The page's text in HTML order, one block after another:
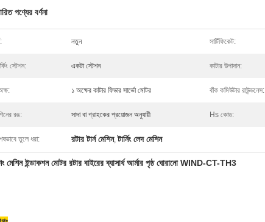
পণ্যের বর্ণনা
নতুন সার্টিফিকেট:
স্টেশন: একটা স্টেশন কাটার উপাদান:
১ অক্ষের কাটার ফিডার সার্ভো মোটর বাঁক কমিউটার রাউন্ডনেস:
রঙ: সাদা বা গ্রাহকের প্রয়োজন অনুযায়ী Hs কোড:
তুলে ধরা: রটার টার্ন মেশিন, টার্নিং লেদ মেশিন
মেশিন ইন্ডাকশন মোটর রটার বাইরের ব্যাসার্ধ আর্মার পৃষ্ঠ ঘোরানো WIND-CT-TH3